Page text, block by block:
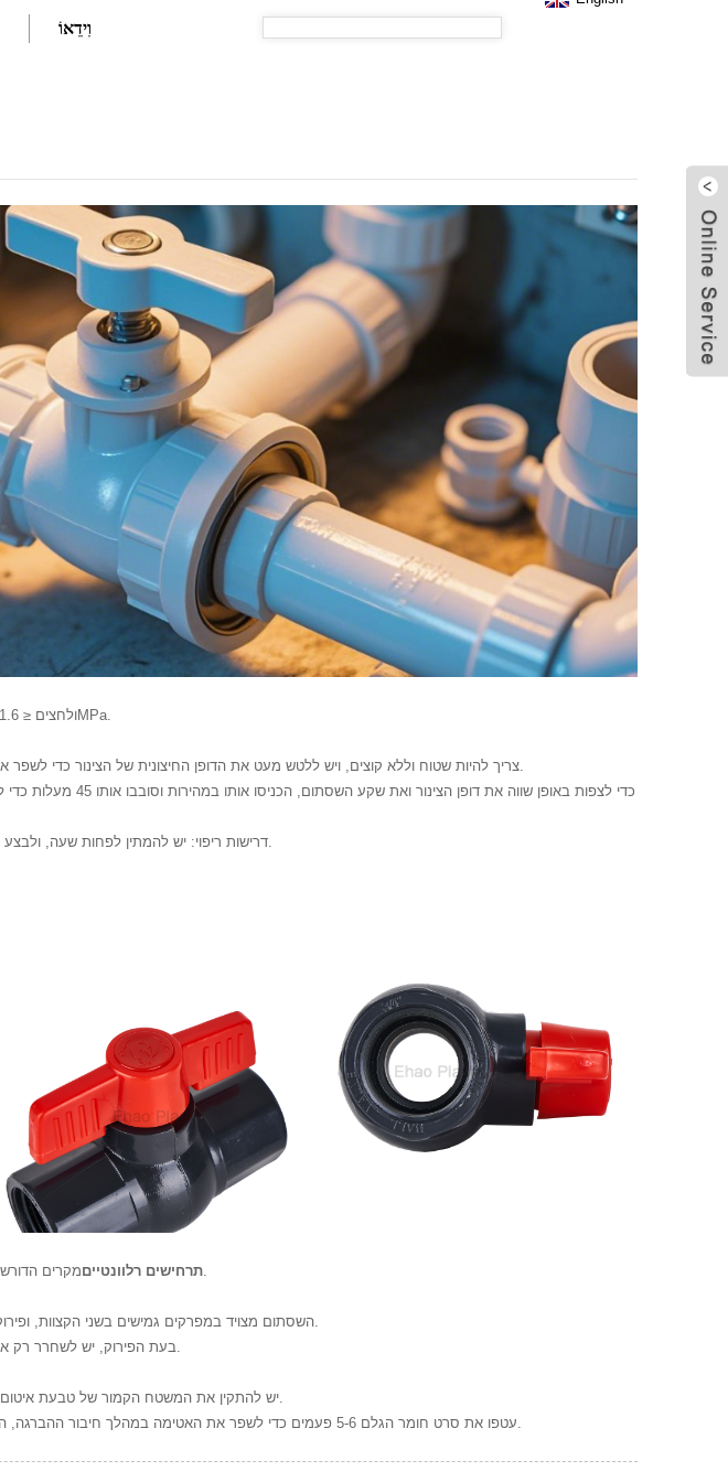
וִידֵאוֹ
צינורות קבועים בקוטר DN15-DN200 ולחצים ≤ 1.6MPa.
(א) טיפול בפתיחת הצינור: חתך צינור ה-PVC צריך להיות שטוח וללא קוצים, ויש ללטש מעט את הדופן החיצונית של הצינור כדי לשפר את ההידבקות.
(ג) דרישות ריפוי: יש להמתין לפחות שעה, ולבצע בדיקת איטום בלחץ עבודה של פי 1.5 לפני הכנסת מים.
תרחישים רלוונטייםמקרים הדורשים פירוק ותחזוקה תכופים (כגון ענפים ביתיים וממשקי ציוד).
(א) השסתום מצויד במפרקים גמישים בשני הקצוות, ופירוק מהיר מושג על ידי הידוק טבעת האיטום בעזרת אומים.
(ב) בעת הפירוק, יש לשחרר רק את האום ולשמור את אביזרי הצינור כדי למנוע נזק לצינור.
(א) יש להתקין את המשטח הקמור של טבעת איטום המפרק כשהוא פונה כלפי חוץ כדי למנוע תזוזה ודליפה.
(ב) עטפו את סרט חומר הגלם 5-6 פעמים כדי לשפר את האטימה במהלך חיבור ההברגה, הדקו מראש ידנית ולאחר מכן חזקו בעזרת מפתח ברגים.